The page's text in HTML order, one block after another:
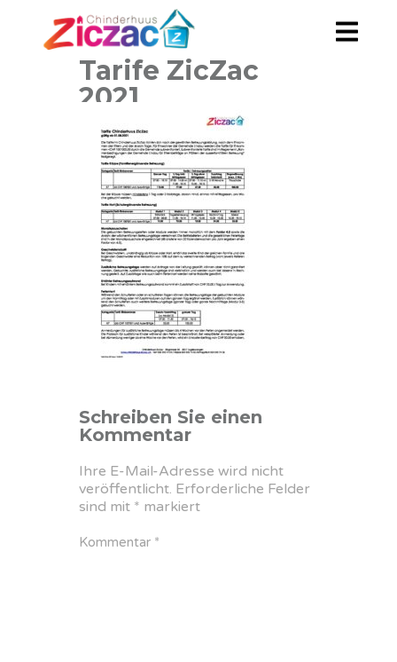
Tarife ZicZac
2021
Schreiben Sie einen
Kommentar
Ihre E-Mail-Adresse wird nicht
veröffentlicht. Erforderliche Felder
sind mit * markiert
Kommentar *